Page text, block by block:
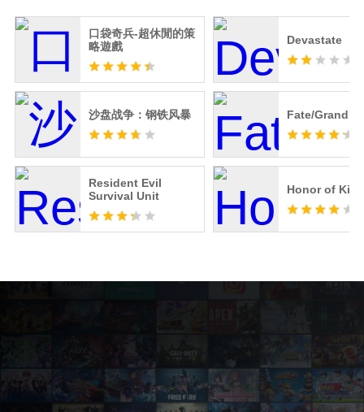
口袋奇兵-超休閒的策
略遊戲
沙盘战争：钢铁风暴
Resident Evil
Survival Unit
Devastate
Fate/Grand
Honor of